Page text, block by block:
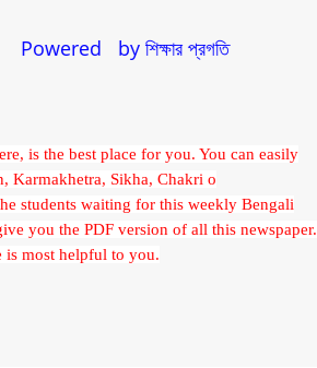
by শিক্ষার প্রগতি
is the best place for you. You can easily
Karmakhetra, Sikha, Chakri o
students waiting for this weekly Bengali
you the PDF version of all this newspaper.
is most helpful to you.